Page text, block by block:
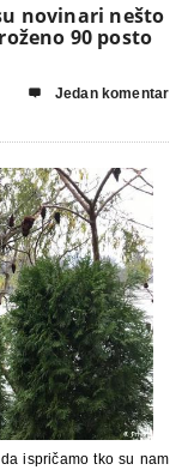
novinari nešto
90 posto
 Jedan komentar
ispričamo tko su nam